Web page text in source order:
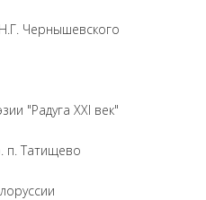
Чернышевского
"Радуга XXI век"
п. Татищево